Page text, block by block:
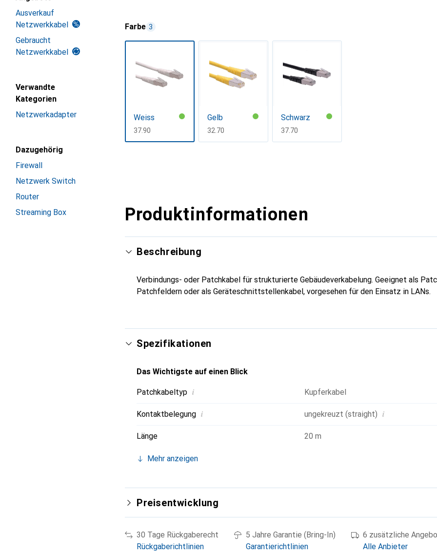
Ausverkauf
Netzwerkkabel
Gebraucht
Netzwerkkabel
Verwandte
Kategorien
Netzwerkadapter
Dazugehörig
Firewall
Netzwerk Switch
Router
Streaming Box
Farbe 3
Weiss
CHF
37.90
Gelb
CHF
32.70
Schwarz
CHF
37.70
Produktinformationen
Beschreibung
Verbindungs- oder Patchkabel für strukturierte Gebäudeverkabelung. Geeignet als
Patchfeldern oder als Geräteschnittstellenkabel, vorgesehen für den Einsatz in LANs.
Spezifikationen
Das Wichtigste auf einen Blick
Patchkabeltyp i Kupferkabel
Kontaktbelegung i ungekreuzt (straight) i
Länge 20 m
Mehr anzeigen
Preisentwicklung
30 Tage Rückgaberecht
Rückgaberichtlinien
5 Jahre Garantie (Bring-In)
Garantierichtlinien
6 zusätzliche
Alle Anbieter